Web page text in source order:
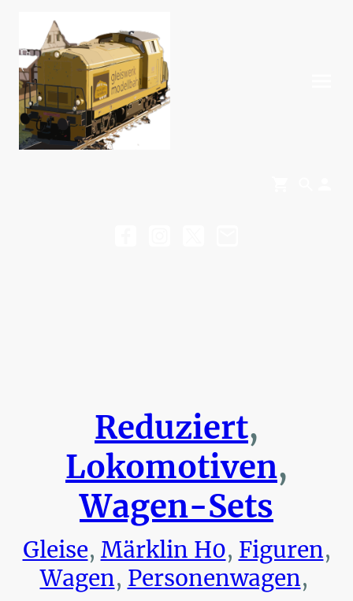
Reduziert,
Lokomotiven,
Wagen-Sets
Gleise, Märklin H0, Figuren,
Wagen, Personenwagen,